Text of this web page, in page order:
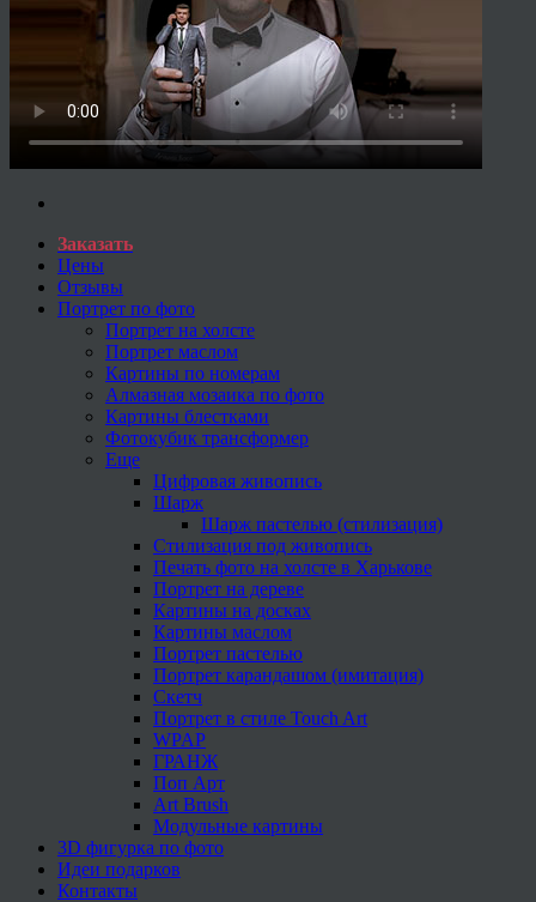
Заказать
Цены
Отзывы
Портрет по фото
Портрет на холсте
Портрет маслом
Картины по номерам
Алмазная мозаика по фото
Картины блестками
Фотокубик трансформер
Еще
Цифровая живопись
Шарж
Шарж пастелью (стилизация)
Стилизация под живопись
Печать фото на холсте в Харькове
Портрет на дереве
Картины на досках
Картины маслом
Портрет пастелью
Портрет карандашом (имитация)
Скетч
Портрет в стиле Touch Art
WPAP
ГРАНЖ
Поп Арт
Art Brush
Модульные картины
3D фигурка по фото
Идеи подарков
Контакты